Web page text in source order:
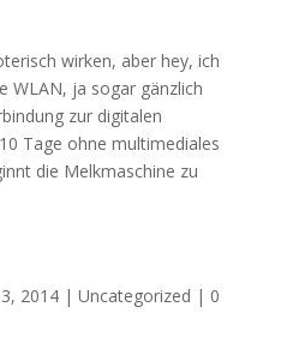
wirken, aber hey, ich
WLAN, ja sogar gänzlich
zur digitalen
Tage ohne multimediales
die Melkmaschine zu
2014| Uncategorized | 0